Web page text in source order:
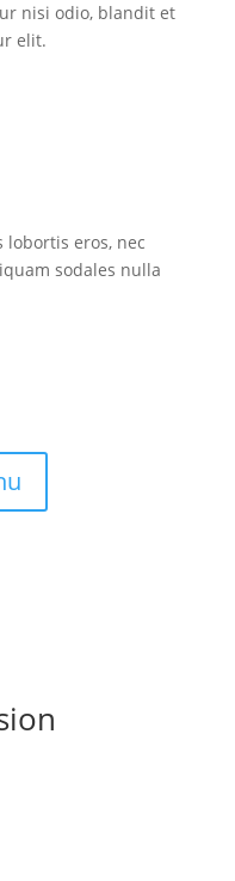
nisi odio, blandit et
elit.
lobortis eros, nec
sodales nulla